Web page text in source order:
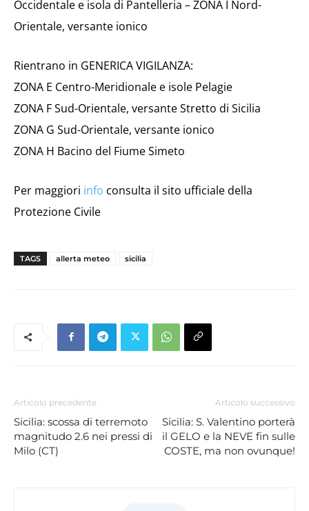
Occidentale e isola di Pantelleria – ZONA I Nord-
Orientale, versante ionico
Rientrano in GENERICA VIGILANZA:
ZONA E Centro-Meridionale e isole Pelagie
ZONA F Sud-Orientale, versante Stretto di Sicilia
ZONA G Sud-Orientale, versante ionico
ZONA H Bacino del Fiume Simeto
Per maggiori info consulta il sito ufficiale della
Protezione Civile
TAGS allerta meteo sicilia
Articolo precedente
Sicilia: scossa di terremoto
magnitudo 2.6 nei pressi di
Milo (CT)
Articolo successivo
Sicilia: S. Valentino porterà
il GELO e la NEVE fin sulle
COSTE, ma non ovunque!